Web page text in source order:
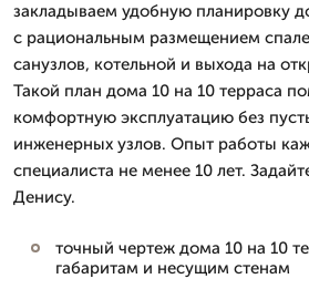
закладываем удобную планировку
с рациональным размещением
санузлов, котельной и выхода на
Такой план дома 10 на 10 терраса
комфортную эксплуатацию без
инженерных узлов. Опыт работы
специалиста не менее 10 лет.
Денису.
точный чертеж дома 10 на 10
габаритам и несущим стенам